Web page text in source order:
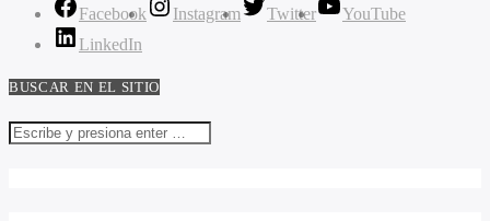
Facebook Instagram Twitter
YouTube
LinkedIn
BUSCAR EN EL SITIO